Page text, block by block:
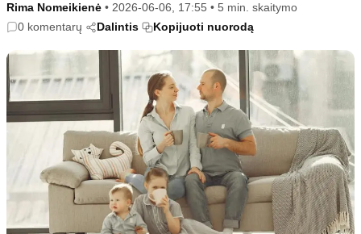
Populiaru
Sveikata ir grožis
Karjera
Psichologinė sveikata
Tvari mada
Informacija
Klaidų taisymo politika
Naudojimo sąlygos
Privatumo politika
Reklamos politika
Slapukų politika
Redakcija
Rima Nomeikienė • 2026-06-06, 17:55 • 5 min. skaitymo
0 komentarų
Dalintis Kopijuoti nuorodą